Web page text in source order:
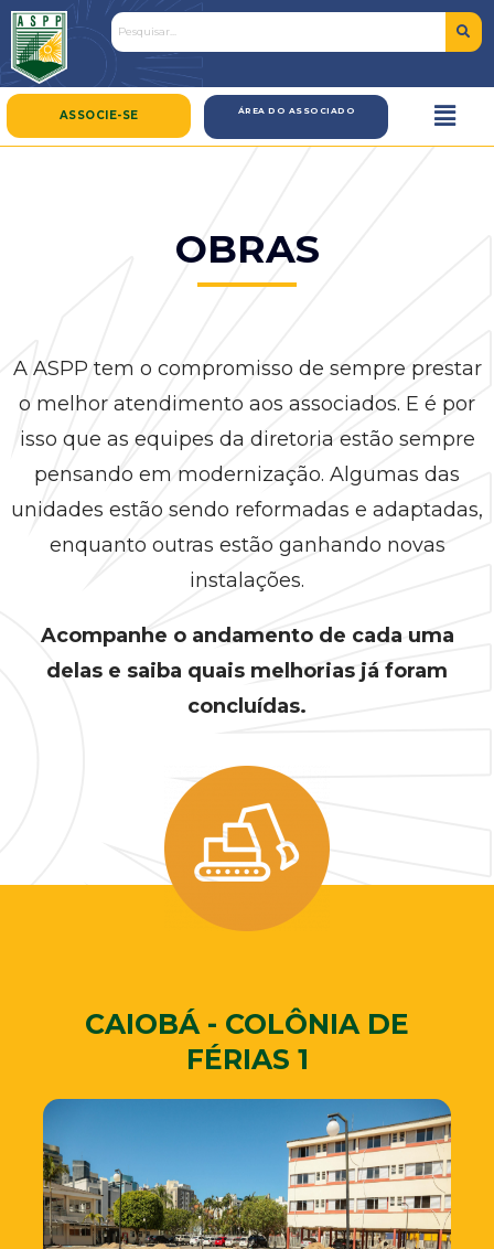
para
o
conteúdo
ASSOCIE-SE ÁREA DO ASSOCIADO
OBRAS
A ASPP tem o compromisso de sempre prestar
o melhor atendimento aos associados. E é por
isso que as equipes da diretoria estão sempre
pensando em modernização. Algumas das
unidades estão sendo reformadas e adaptadas,
enquanto outras estão ganhando novas
instalações.
Acompanhe o andamento de cada uma
delas e saiba quais melhorias já foram
concluídas.
CAIOBÁ - COLÔNIA DE
FÉRIAS 1